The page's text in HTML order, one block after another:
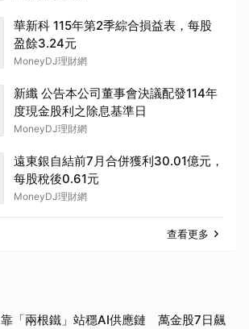
華新科 115年第2季綜合損益表，每股
盈餘3.24元
MoneyDJ理財網
新纖 公告本公司董事會決議配發114年
度現金股利之除息基準日
MoneyDJ理財網
遠東銀自結前7月合併獲利30.01億元，
每股稅後0.61元
MoneyDJ理財網
查看更多
靠「兩根鐵」站穩AI供應鏈 萬金股7日飆